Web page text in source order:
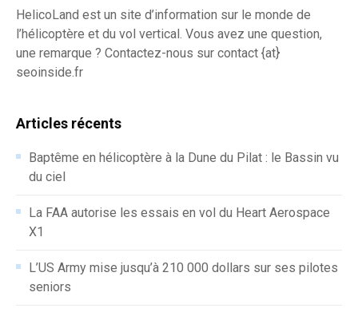
HelicoLand est un site d’information sur le monde de
l’hélicoptère et du vol vertical. Vous avez une question,
une remarque ? Contactez-nous sur contact {at}
seoinside.fr
Articles récents
Baptême en hélicoptère à la Dune du Pilat : le Bassin vu
du ciel
La FAA autorise les essais en vol du Heart Aerospace
X1
L’US Army mise jusqu’à 210 000 dollars sur ses pilotes
seniors